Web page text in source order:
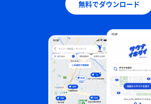
無料でダウンロード